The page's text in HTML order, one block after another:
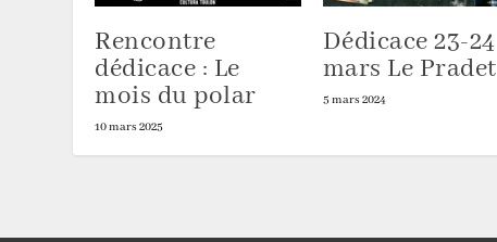
Rencontre
dédicace : Le
mois du polar
10 mars 2025
Dédicace 23-24
mars Le Pradet
5 mars 2024